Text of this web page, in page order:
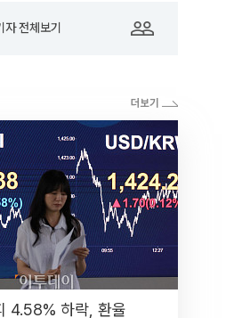
자 전체보기
4.58% 하락, 환율